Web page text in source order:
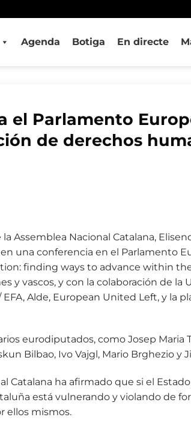
Agenda Botiga En directe
el Parlamento
de derechos
Assemblea Nacional Catalana,
una conferencia en el Parlamento
finding ways to advance within
y vascos, y con la colaboración de la
Alde, European United Left, y la
eurodiputados, como Josep Maria
Bilbao, Ivo Vajgl, Mario Brghezio y
Catalana ha afirmado que si el
está vulnerando y violando de
ellos mismos.